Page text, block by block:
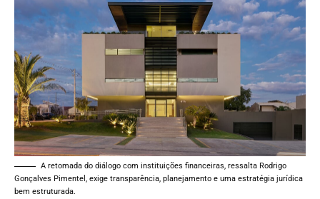
A retomada do diálogo com instituições financeiras, ressalta Rodrigo
Gonçalves Pimentel, exige transparência, planejamento e uma estratégia jurídica
bem estruturada.